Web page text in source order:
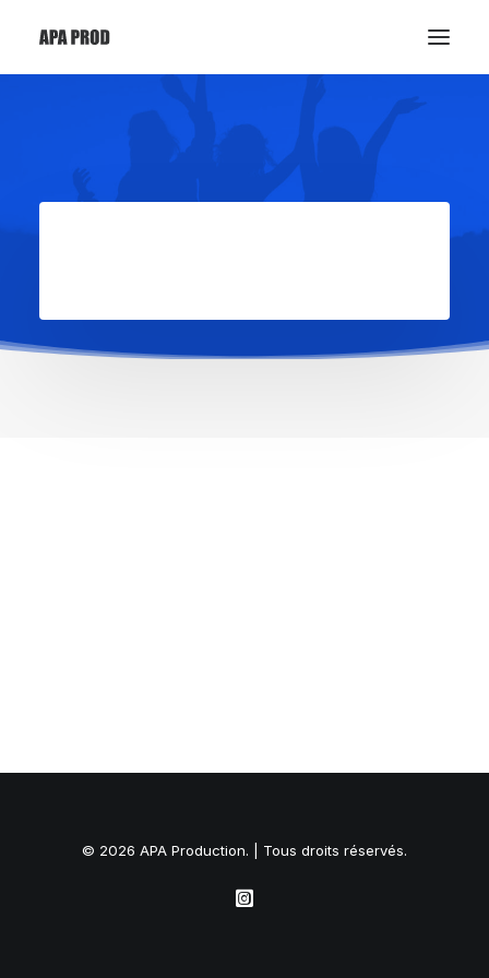
© 2026 APA Production. | Tous droits réservés.